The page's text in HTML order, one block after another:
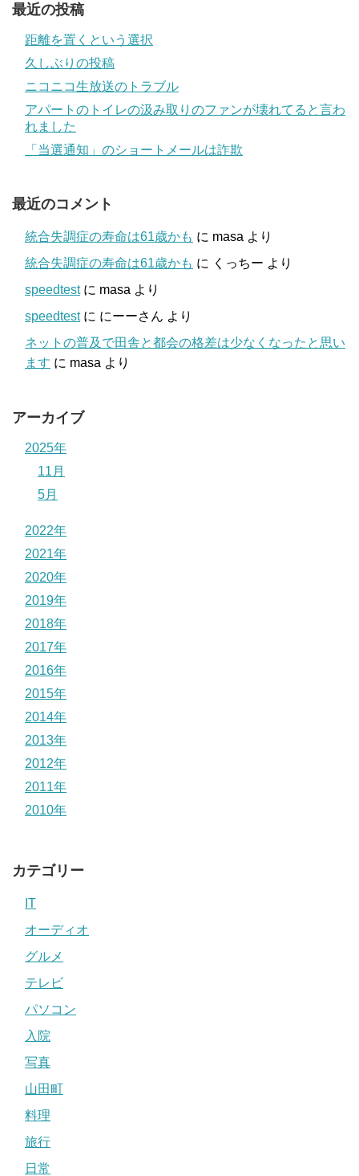
最近の投稿
距離を置くという選択
久しぶりの投稿
ニコニコ生放送のトラブル
アパートのトイレの汲み取りのファンが壊れてると言わ
れました
「当選通知」のショートメールは詐欺
最近のコメント
統合失調症の寿命は61歳かも に masa より
統合失調症の寿命は61歳かも に くっちー より
speedtestに masa より
speedtestに にーーさん より
ネットの普及で田舎と都会の格差は少なくなったと思い
ます に masa より
アーカイブ
2025年
11月
5月
2022年
2021年
2020年
2019年
2018年
2017年
2016年
2015年
2014年
2013年
2012年
2011年
2010年
カテゴリー
IT
オーディオ
グルメ
テレビ
パソコン
入院
写真
山田町
料理
旅行
日常